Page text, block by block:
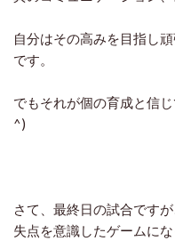
自分はその高みを目指し
です。
でもそれが個の育成と信
^)
さて、最終日の試合です
失点を意識したゲームにな